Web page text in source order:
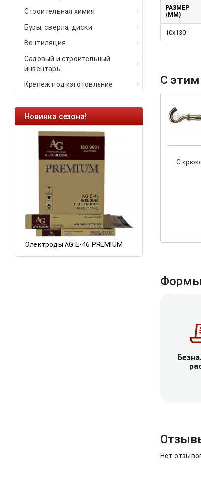
Строительная химия
Буры, сверла, диски
Вентиляция
Садовый и строительный
инвентарь
Крепеж под изготовление
Новинка сезона!
Электроды AG E-46 PREMIUM
Ликвидация
Ликвидация
РАЗМЕР
(ММ)
10х130
С
С
Нет